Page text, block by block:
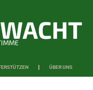
ÜBER UNS